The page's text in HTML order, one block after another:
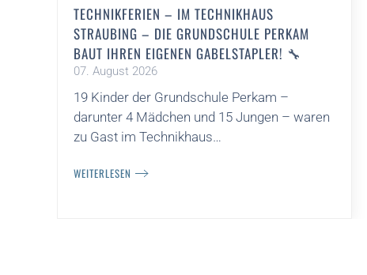
TECHNIKFERIEN – IM TECHNIKHAUS
STRAUBING – DIE GRUNDSCHULE PERKAM
BAUT IHREN EIGENEN GABELSTAPLER! 🔧
07. August 2026
19 Kinder der Grundschule Perkam –
darunter 4 Mädchen und 15 Jungen – waren
zu Gast im Technikhaus…
WEITERLESEN